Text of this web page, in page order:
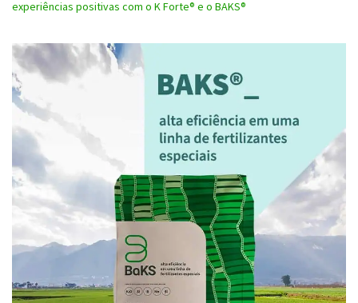
experiências positivas com o K Forte® e o BAKS®